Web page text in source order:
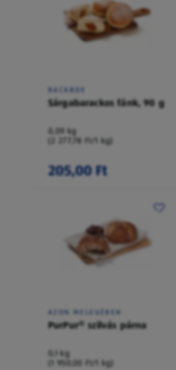
BACKBOX
Sárgabarackos fánk, 90 g
0,09 kg
(2 277,78 Ft/1 kg)
205,00 Ft
AZON MELEGÉBEN
PurPur® szilvás párna
0,1 kg
(1 950,00 Ft/1 kg)